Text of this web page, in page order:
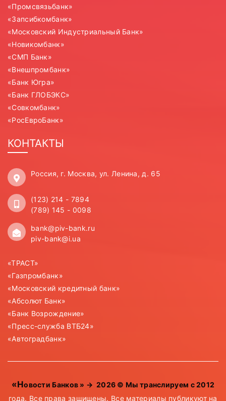
«Промсвязьбанк»
«Запсибкомбанк»
«Московский Индустриальный Банк»
«Новикомбанк»
«СМП Банк»
«Внешпромбанк»
«Банк Югра»
«Банк ГЛОБЭКС»
«Совкомбанк»
«РосЕвроБанк»
КОНТАКТЫ
Россия, г. Москва, ул. Ленина, д. 65
(123) 214 - 7894
(789) 145 - 0098
bank@piv-bank.ru
piv-bank@i.ua
«ТРАСТ»
«Газпромбанк»
«Московский кредитный банк»
«Абсолют Банк»
«Банк Возрождение»
«Пресс-служба ВТБ24»
«Автоградбанк»
«Новости Банков » → 2026 © Мы транслируем с 2012
года. Все права защищены. Все материалы публикуют на